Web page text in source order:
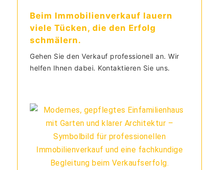
Beim Immobilienverkauf lauern
viele Tücken, die den Erfolg
schmälern.
Gehen Sie den Verkauf professionell an. Wir
helfen Ihnen dabei. Kontaktieren Sie uns.